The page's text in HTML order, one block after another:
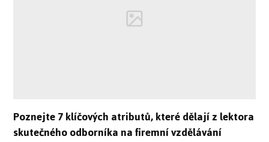
Poznejte 7 klíčových atributů, které dělají z lektora
skutečného odborníka na firemní vzdělávání